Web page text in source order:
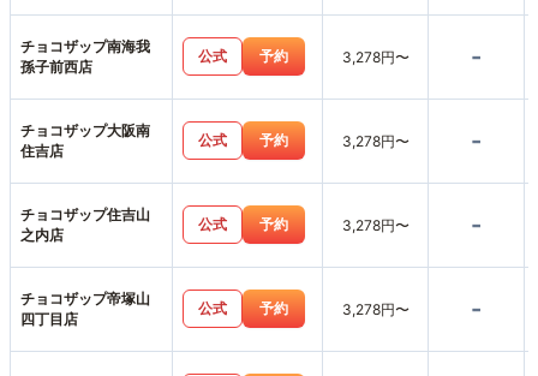
チョコザップ南海我
孫子前西店
公式 予約 3,278円〜 -
チョコザップ大阪南
住吉店
公式 予約 3,278円〜 -
チョコザップ住吉山
之内店
公式 予約 3,278円〜 -
チョコザップ帝塚山
四丁目店
公式 予約 3,278円〜 -